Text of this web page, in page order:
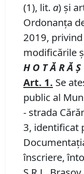
(1), lit. a) și
Ordonanța
2019,
modificările
H O T Ă R Ă Ş
Art. 1. Se
public al
- strada
3, identificat
înscriere,